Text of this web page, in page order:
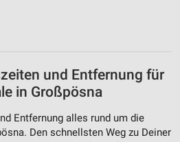
und Entfernung für
in Großpösna
Entfernung alles rund um die
Den schnellsten Weg zu Deiner